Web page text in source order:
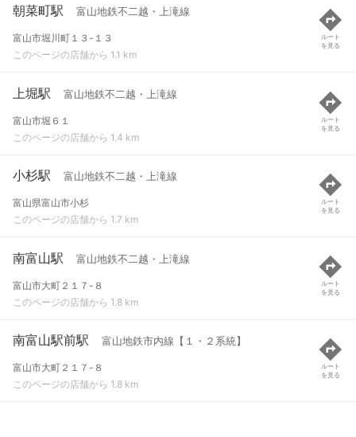
朝菜町駅 富山地鉄不二越・上滝線
富山市堀川町１３-１３
このページの店舗から 1.1 km
ルート
を見る
上堀駅 富山地鉄不二越・上滝線
富山市堀６１
このページの店舗から 1.4 km
ルート
を見る
小杉駅 富山地鉄不二越・上滝線
富山県富山市小杉
このページの店舗から 1.7 km
ルート
を見る
南富山駅 富山地鉄不二越・上滝線
富山市大町２１７-８
このページの店舗から 1.8 km
ルート
を見る
南富山駅前駅 富山地鉄市内線【１・２系統】
富山市大町２１７-８
このページの店舗から 1.8 km
ルート
を見る